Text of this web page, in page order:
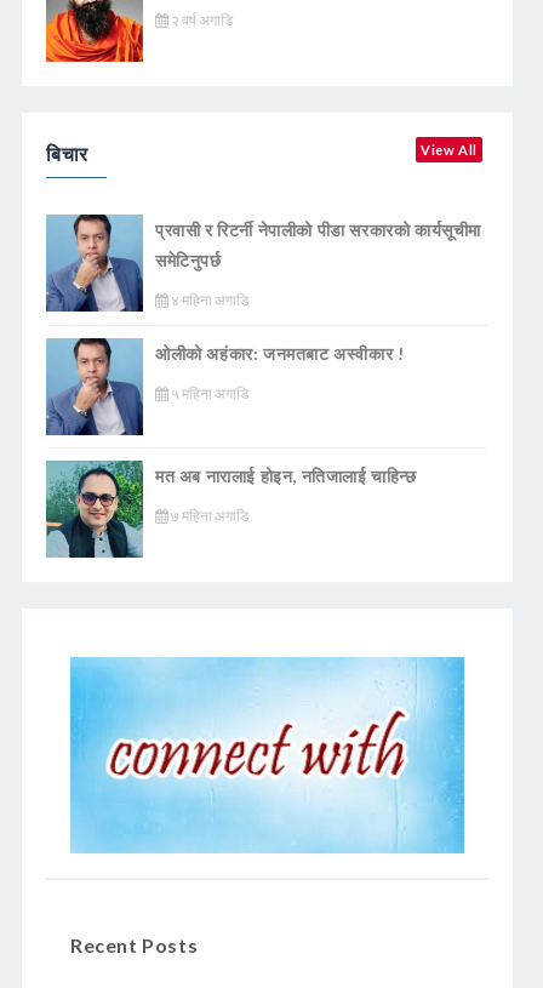
२ वर्ष अगाडि
बिचार View All
प्रवासी र रिटर्नी नेपालीको पीडा सरकारको कार्यसूचीमा
समेटिनुपर्छ
४ महिना अगाडि
ओलीको अहंकार: जनमतबाट अस्वीकार !
५ महिना अगाडि
मत अब नारालाई होइन, नतिजालाई चाहिन्छ
७ महिना अगाडि
Recent Posts